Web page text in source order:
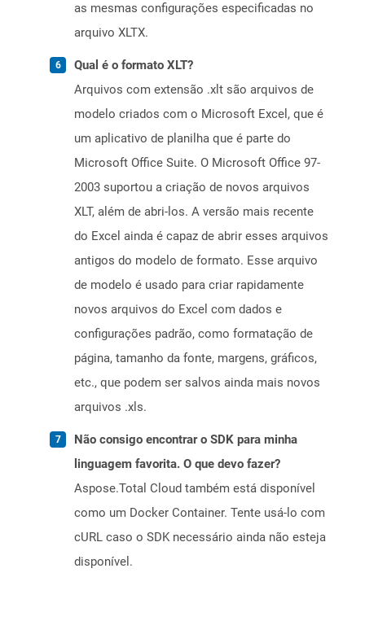
as mesmas configurações especificadas no
arquivo XLTX.
Qual é o formato XLT?
Arquivos com extensão .xlt são arquivos de
modelo criados com o Microsoft Excel, que é
um aplicativo de planilha que é parte do
Microsoft Office Suite. O Microsoft Office 97-
2003 suportou a criação de novos arquivos
XLT, além de abri-los. A versão mais recente
do Excel ainda é capaz de abrir esses arquivos
antigos do modelo de formato. Esse arquivo
de modelo é usado para criar rapidamente
novos arquivos do Excel com dados e
configurações padrão, como formatação de
página, tamanho da fonte, margens, gráficos,
etc., que podem ser salvos ainda mais novos
arquivos .xls.
Não consigo encontrar o SDK para minha
linguagem favorita. O que devo fazer?
Aspose.Total Cloud também está disponível
como um Docker Container. Tente usá-lo com
cURL caso o SDK necessário ainda não esteja
disponível.